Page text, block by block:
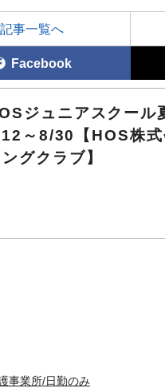
記事一覧へ
Facebook
ジュニアスクー
～8/30【HOS株
ングクラブ】
事業所/日勤のみ